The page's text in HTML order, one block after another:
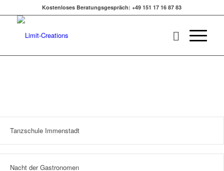
Kostenloses Beratungsgespräch: +49 151 17 16 87 83
Tanzschule Immenstadt
Nacht der Gastronomen